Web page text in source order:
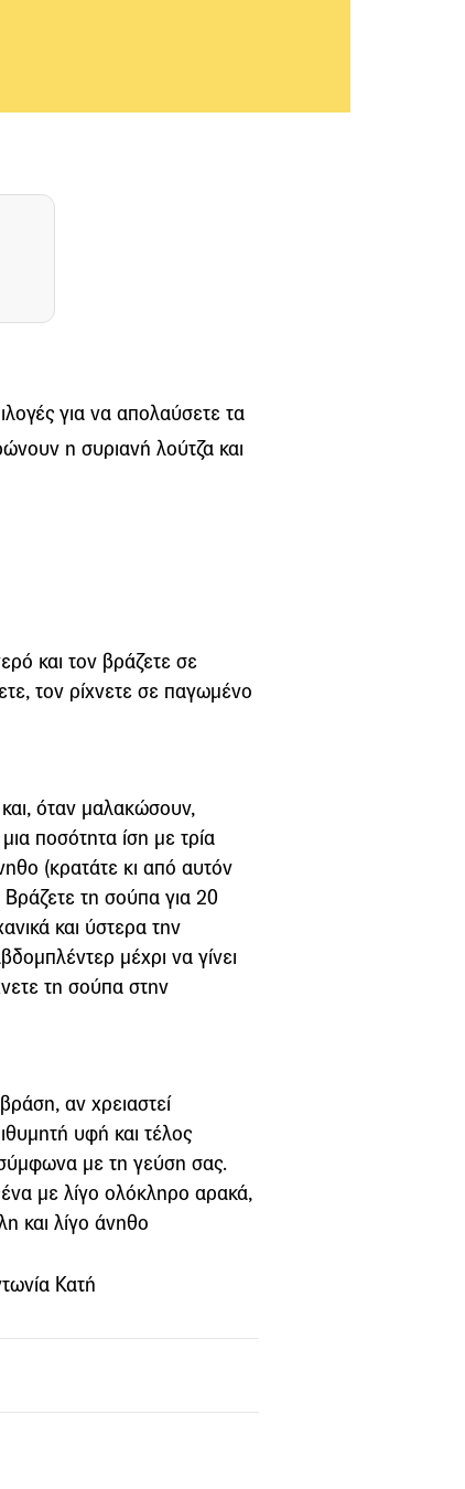
για να απολαύσετε τα
η συριανή λούτζα και
και τον βράζετε σε
τον ρίχνετε σε παγωμένο
όταν μαλακώσουν,
ποσότητα ίση με τρία
(κρατάτε κι από αυτόν
τη σούπα για 20
και ύστερα την
μέχρι να γίνει
τη σούπα στην
αν χρειαστεί
υφή και τέλος
με τη γεύση σας.
με λίγο ολόκληρο αρακά,
και λίγο άνηθο
Κατή